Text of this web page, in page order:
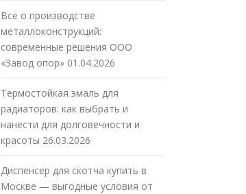
Все о производстве
металлоконструкций:
современные решения ООО
«Завод опор» 01.04.2026
Термостойкая эмаль для
радиаторов: как выбрать и
нанести для долговечности и
красоты 26.03.2026
Диспенсер для скотча купить в
Москве — выгодные условия от